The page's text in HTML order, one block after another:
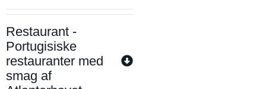
Restaurant -
Portugisiske
restauranter med
smag af